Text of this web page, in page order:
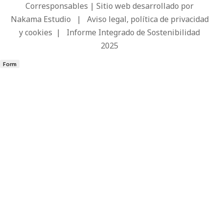
Corresponsables | Sitio web desarrollado por
Nakama Estudio | Aviso legal, política de privacidad
y cookies | Informe Integrado de Sostenibilidad
2025
Form